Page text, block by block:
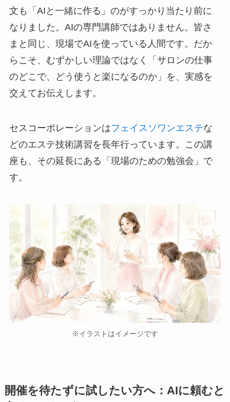
文も「AIと一緒に作る」のがすっかり当たり前に
なりました。AIの専門講師ではありません。皆さ
まと同じ、現場でAIを使っている人間です。だか
らこそ、むずかしい理論ではなく「サロンの仕事
のどこで、どう使うと楽になるのか」を、実感を
交えてお伝えします。
セスコーポレーションはフェイスソワンエステな
どのエステ技術講習を長年行っています。この講
座も、その延長にある「現場のための勉強会」で
す。
※イラストはイメージです
開催を待たずに試したい方へ：AIに頼むと